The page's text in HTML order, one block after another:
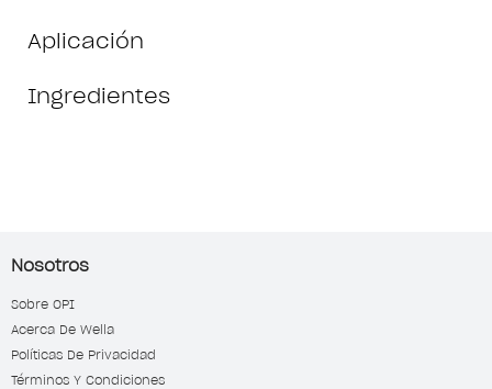
Aplicación
Ingredientes
Nosotros
Sobre OPI
Acerca De Wella
Políticas De Privacidad
Términos Y Condiciones